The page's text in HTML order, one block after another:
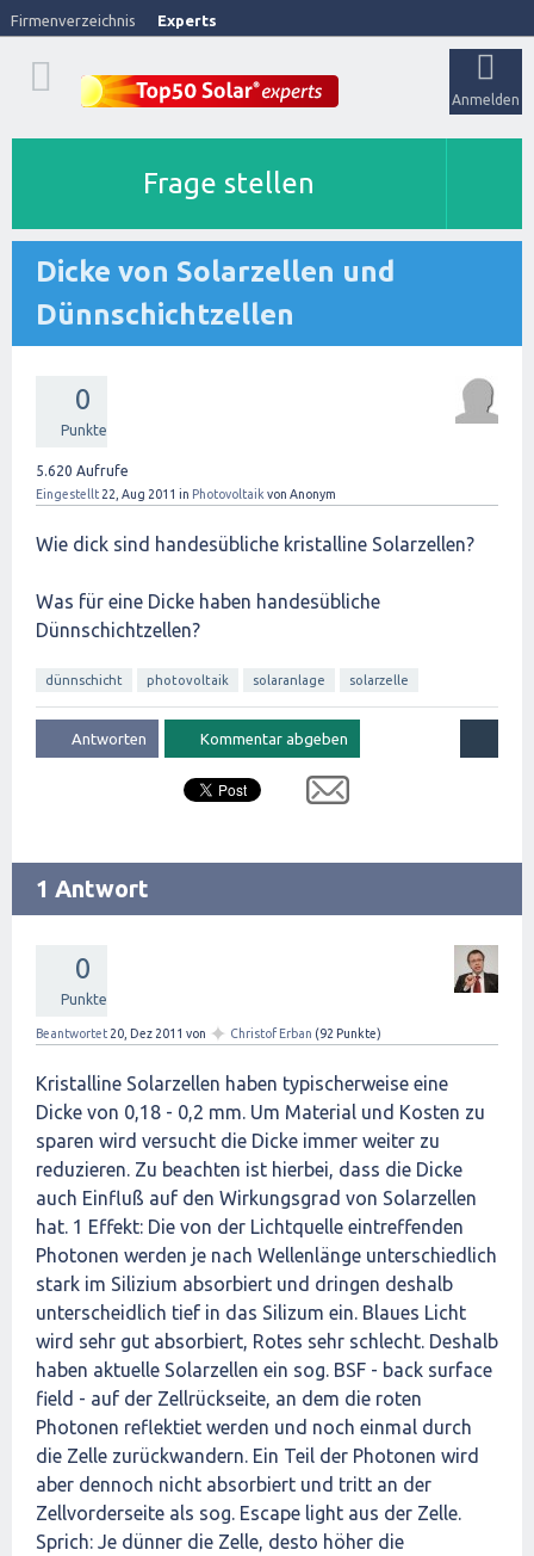
Firmenverzeichnis Experts
Anmelden
Frage stellen
Dicke von Solarzellen und
Dünnschichtzellen
0
Punkte
5.620 Aufrufe
Eingestellt 22, Aug 2011 in Photovoltaik von Anonym
Wie dick sind handesübliche kristalline Solarzellen?
Was für eine Dicke haben handesübliche
Dünnschichtzellen?
dünnschicht photovoltaik solaranlage solarzelle
1 Antwort
0
Punkte
Beantwortet 20, Dez 2011 von ✦ Christof Erban (92 Punkte)
Kristalline Solarzellen haben typischerweise eine
Dicke von 0,18 - 0,2 mm. Um Material und Kosten zu
sparen wird versucht die Dicke immer weiter zu
reduzieren. Zu beachten ist hierbei, dass die Dicke
auch Einfluß auf den Wirkungsgrad von Solarzellen
hat. 1 Effekt: Die von der Lichtquelle eintreffenden
Photonen werden je nach Wellenlänge unterschiedlich
stark im Silizium absorbiert und dringen deshalb
unterscheidlich tief in das Silizum ein. Blaues Licht
wird sehr gut absorbiert, Rotes sehr schlecht. Deshalb
haben aktuelle Solarzellen ein sog. BSF - back surface
field - auf der Zellrückseite, an dem die roten
Photonen reflektiet werden und noch einmal durch
die Zelle zurückwandern. Ein Teil der Photonen wird
aber dennoch nicht absorbiert und tritt an der
Zellvorderseite als sog. Escape light aus der Zelle.
Sprich: Je dünner die Zelle, desto höher die